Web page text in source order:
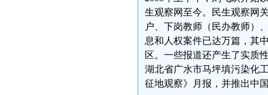
生观察网至今。民生观察网
户、下岗教师（民办教师）
息和人权案件已达万篇，其
区。一些报道还产生了实质
湖北省广水市马坪填污染化
征地观察》月报，并推出中